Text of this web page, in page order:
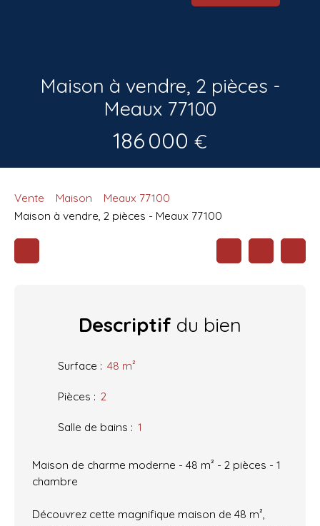
Maison à vendre, 2 pièces -
Meaux 77100
186 000 €
Vente Maison
Meaux 77100
Maison à vendre, 2 pièces - Meaux 77100
Descriptif du bien
Surface : 48 m²
Pièces : 2
Salle de bains : 1
Maison de charme moderne - 48 m² - 2 pièces - 1
chambre
Découvrez cette magnifique maison de 48 m²,